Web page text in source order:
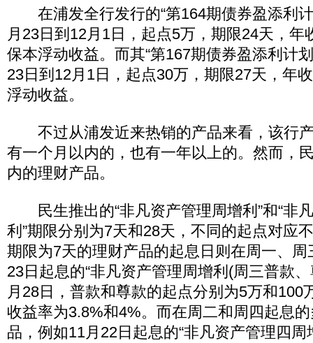
在浦发全行发行的“第164期债券盈添利计
月23日到12月1日，起点5万，期限24天，年
保本浮动收益。而其“第167期债券盈添利计
23日到12月1日，起点30万，期限27天，年
浮动收益。
不过从浦发近来热销的产品来看，该行
有一个月以内的，也有一年以上的。然而，
内的理财产品。
民生推出的“非凡资产管理周增利”和“非
利”期限分别为7天和28天，不同的起点对应
期限为7天的理财产品的起息日则在周一、
23日起息的“非凡资产管理周增利(周三普款
月28日，普款和尊款的起点分别为5万和100
收益率为3.8%和4%。而在周二和周四起息
品，例如11月22日起息的“非凡资产管理四